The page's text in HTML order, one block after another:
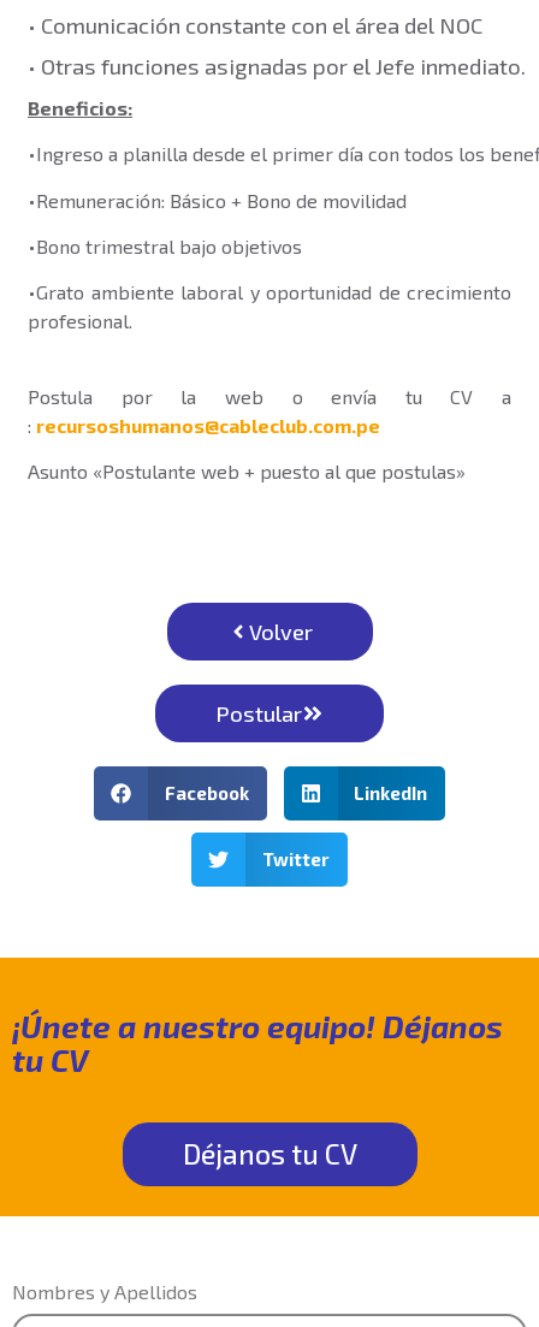
• Comunicación constante con el área del NOC
• Otras funciones asignadas por el Jefe inmediato.
Beneficios:
•Ingreso a planilla desde el primer día con todos los
•Remuneración: Básico + Bono de movilidad
•Bono trimestral bajo objetivos
•Grato ambiente laboral y oportunidad de crecimiento
profesional.
Postula por la web o envía tu CV a
: recursoshumanos@cableclub.com.pe
Asunto «Postulante web + puesto al que postulas»
Volver
Postular
Facebook LinkedIn
Twitter
¡Únete a nuestro equipo! Déjanos
tu CV ​
Déjanos tu CV
Nombres y Apellidos